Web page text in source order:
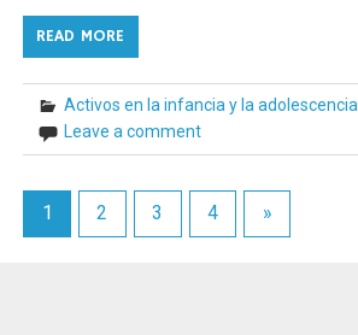
READ MORE
Activos en la infancia y la adolescencia
Leave a comment
1 2 3 4 »